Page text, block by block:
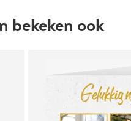
bekeken ook